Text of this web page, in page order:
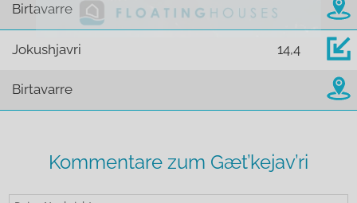
Birtavarre
Jokushjavri 14,4
Birtavarre
Kommentare zum Gæt’kejav’ri